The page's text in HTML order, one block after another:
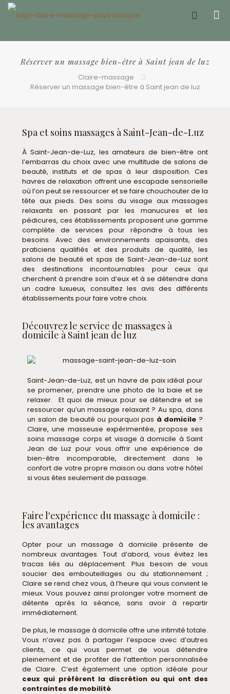
Réserver un massage bien-être à Saint jean de luz
Claire-massage
Réserver un massage bien-être à Saint jean de luz
Spa et soins massages à Saint-Jean-de-Luz
À Saint-Jean-de-Luz, les amateurs de bien-être ont
l’embarras du choix avec une multitude de salons de
beauté, instituts et de spas à leur disposition. Ces
havres de relaxation offrent une escapade sensorielle
où l’on peut se ressourcer et se faire chouchouter de la
tête aux pieds. Des soins du visage aux massages
relaxants en passant par les manucures et les
pédicures, ces établissements proposent une gamme
complète de services pour répondre à tous les
besoins. Avec des environnements apaisants, des
praticiens qualifiés et des produits de qualité, les
salons de beauté et spas de Saint-Jean-de-Luz sont
des destinations incontournables pour ceux qui
cherchent à prendre soin d’eux et à se détendre dans
un cadre luxueux, consultez les avis des différents
établissements pour faire votre choix.
Découvrez le service de massages à
domicile à Saint jean de luz
Saint-Jean-de-Luz, est un havre de paix idéal pour
se promener, prendre une photo de la baie et se
relaxer. Et quoi de mieux pour se détendre et se
ressourcer qu’un massage relaxant ? Au spa, dans
un salon de beauté ou pourquoi pas à domicile ?
Claire, une masseuse expérimentée, propose ses
soins massage corps et visage à domicile à Saint
Jean de Luz pour vous offrir une expérience de
bien-être incomparable, directement dans le
confort de votre propre maison ou dans votre hôtel
si vous êtes seulement de passage.
Faire l'expérience du massage à domicile :
les avantages
Opter pour un massage à domicile présente de
nombreux avantages. Tout d’abord, vous évitez les
tracas liés au déplacement. Plus besoin de vous
soucier des embouteillages ou du stationnement ;
Claire se rend chez vous, à l’heure qui vous convient le
mieux. Vous pouvez ainsi prolonger votre moment de
détente après la séance, sans avoir à repartir
immédiatement.
De plus, le massage à domicile offre une intimité totale.
Vous n’avez pas à partager l’espace avec d’autres
clients, ce qui vous permet de vous détendre
pleinement et de profiter de l’attention personnalisée
de Claire. C’est également une option idéale pour
ceux qui préfèrent la discrétion ou qui ont des
contraintes de mobilité.
Offrir un bon cadeau ❤️